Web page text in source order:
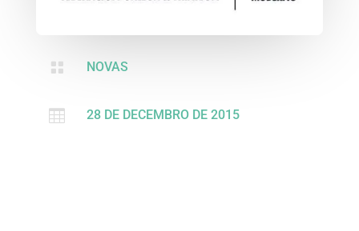
 NOVAS
 28 DE DECEMBRO DE 2015